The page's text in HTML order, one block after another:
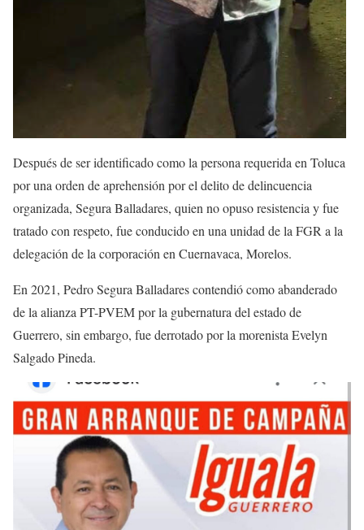
Después de ser identificado como la persona requerida en Toluca
por una orden de aprehensión por el delito de delincuencia
organizada, Segura Balladares, quien no opuso resistencia y fue
tratado con respeto, fue conducido en una unidad de la FGR a la
delegación de la corporación en Cuernavaca, Morelos.
En 2021, Pedro Segura Balladares contendió como abanderado
de la alianza PT-PVEM por la gubernatura del estado de
Guerrero, sin embargo, fue derrotado por la morenista Evelyn
Salgado Pineda.